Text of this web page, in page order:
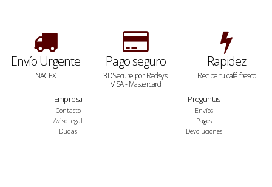
Envío Urgente
NACEX
Pago seguro
3DSecure por Redsys.
VISA - Mastercard
Rapidez
Recibe tu café fresco
Empresa
Contacto
Aviso legal
Dudas
Preguntas
Envíos
Pagos
Devoluciones